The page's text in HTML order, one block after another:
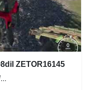
ZETOR16145